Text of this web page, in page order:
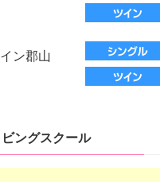
ン郡山
ングスクール